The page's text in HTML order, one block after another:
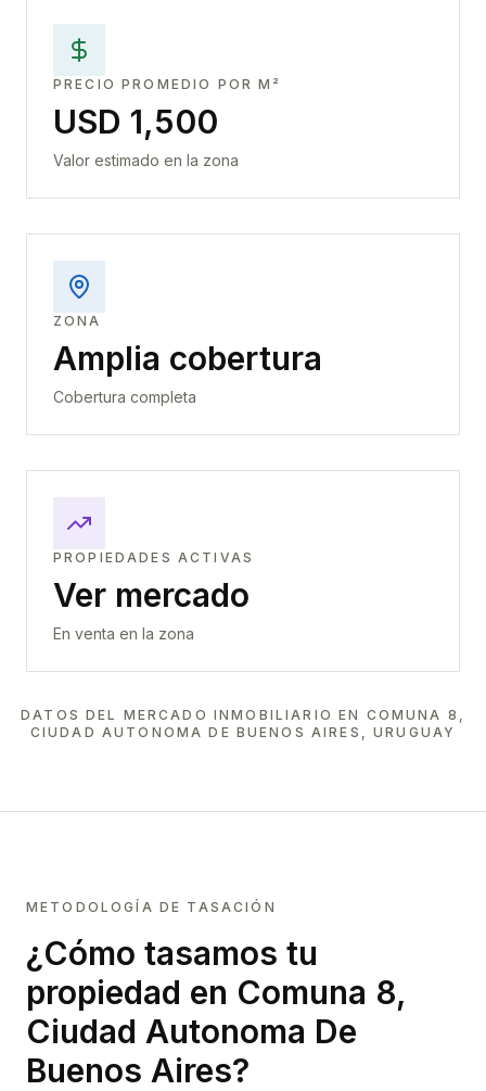
PRECIO PROMEDIO POR M²
USD 1,500
Valor estimado en la zona
ZONA
Amplia cobertura
Cobertura completa
PROPIEDADES ACTIVAS
Ver mercado
En venta en la zona
DATOS DEL MERCADO INMOBILIARIO EN COMUNA 8,
CIUDAD AUTONOMA DE BUENOS AIRES, URUGUAY
METODOLOGÍA DE TASACIÓN
¿Cómo tasamos tu
propiedad en Comuna 8,
Ciudad Autonoma De
Buenos Aires?